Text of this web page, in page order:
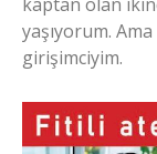
yaşıyorum.
girişimciyim.